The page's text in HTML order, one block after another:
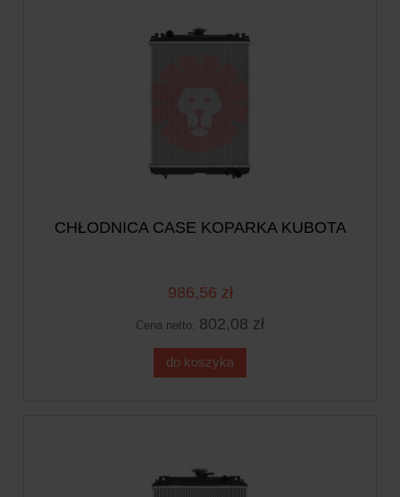
CHŁODNICA CASE KOPARKA KUBOTA
986,56 zł
Cena netto: 802,08 zł
do koszyka